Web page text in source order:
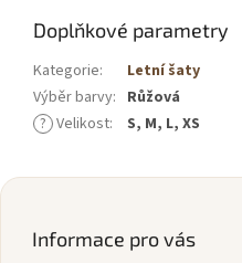
Doplňkové parametry
Kategorie:
Letní šaty
Výběr barvy: Růžová
? Velikost: S, M, L, XS
Z
Informace pro vás